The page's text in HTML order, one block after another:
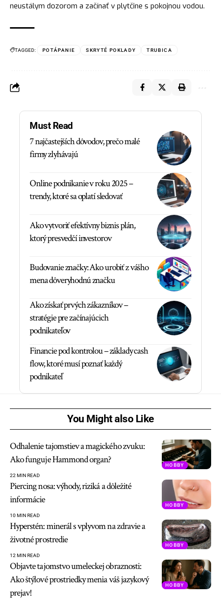
neustálym dozorom a začínať v plytčine s pokojnou vodou.
TAGGED: POTÁPANIE SKRYTÉ POKLADY TRUBICA
Must Read
7 najčastejších dôvodov, prečo malé
firmy zlyhávajú
Online podnikanie v roku 2025 –
trendy, ktoré sa oplatí sledovať
Ako vytvoriť efektívny biznis plán,
ktorý presvedčí investorov
Budovanie značky: Ako urobiť z vášho
mena dôveryhodnú značku
Ako získať prvých zákazníkov –
stratégie pre začínajúcich
podnikateľov
Financie pod kontrolou – základy cash
flow, ktoré musí poznať každý
podnikateľ
You Might also Like
HOBBY
Odhalenie tajomstiev a magického zvuku:
Ako funguje Hammond organ?
22 MIN READ
HOBBY
Piercing nosa: výhody, riziká a dôležité
informácie
10 MIN READ
HOBBY
Hyperstén: minerál s vplyvom na zdravie a
životné prostredie
12 MIN READ
HOBBY
Objavte tajomstvo umeleckej obraznosti:
Ako štýlové prostriedky menia váš jazykový
prejav!